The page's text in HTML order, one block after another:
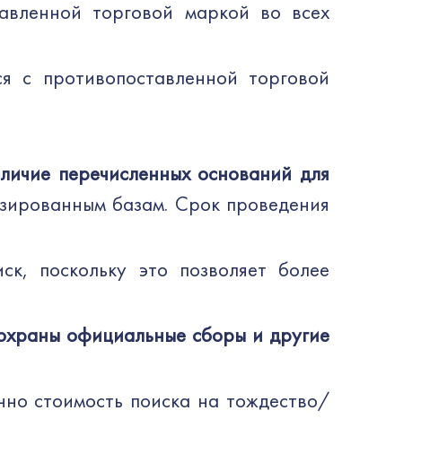
торговой маркой во всех
с противопоставленной торговой
перечисленных оснований для
базам. Срок проведения
поскольку это позволяет более
официальные сборы и другие
стоимость поиска на тождество/